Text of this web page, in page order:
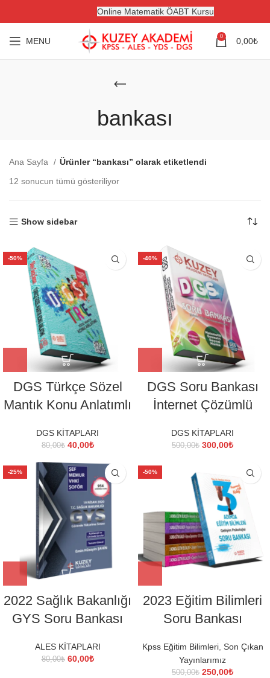
Online Matematik ÖABT Kursu
MENU 0 0,00₺
bankası
Ana Sayfa
Ürünler “bankası” olarak etiketlendi
12 sonucun tümü gösteriliyor
Show sidebar
-50%
DGS Türkçe Sözel
Mantık Konu Anlatımlı
DGS KİTAPLARI
80,00₺ Orijinal
80,00₺.
40,00₺Şu
fiyat:
40,00₺.
-40%
DGS Soru Bankası
İnternet Çözümlü
DGS KİTAPLARI
500,00₺ Orijinal
300,00₺Şu
300,00₺.
-25%
2022 Sağlık Bakanlığı
GYS Soru Bankası
ALES KİTAPLARI
80,00₺ Orijinal
60,00₺Şu
-50%
2023 Eğitim Bilimleri
Soru Bankası
Kpss Eğitim Bilimleri, Son Çıkan
Yayınlarımız
500,00₺ Orijinal
250,00₺Şu